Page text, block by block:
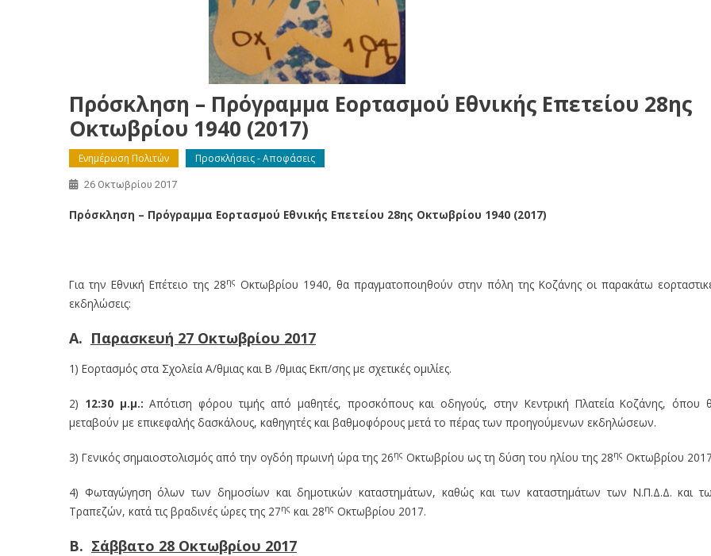
Πρόσκληση – Πρόγραμμα Εορτασμού Εθνικής Επετείου 28ης
Οκτωβρίου 1940 (2017)
Ενημέρωση Πολιτών Προσκλήσεις - Αποφάσεις
26 Οκτωβρίου 2017
Πρόσκληση – Πρόγραμμα Εορτασμού Εθνικής Επετείου 28ης Οκτωβρίου 1940 (2017)
Για την Εθνική Επέτειο της 28ης Οκτωβρίου 1940, θα πραγματοποιηθούν στην πόλη της Κοζάνης οι παρακάτω
εκδηλώσεις:
Α. Παρασκευή 27 Οκτωβρίου 2017
1) Εορτασμός στα Σχολεία Α/θμιας και Β /θμιας Εκπ/σης με σχετικές ομιλίες.
2) 12:30 μ.μ.:Απότιση φόρου τιμής από μαθητές, προσκόπους και οδηγούς, στην Κεντρική Πλατεία Κοζάνης, όπου
μεταβούν με επικεφαλής δασκάλους, καθηγητές και βαθμοφόρους μετά το πέρας των προηγούμενων εκδηλώσεων.
3) Γενικός σημαιοστολισμός από την ογδόη πρωινή ώρα της 26ης Οκτωβρίου ως τη δύση του ηλίου της 28ης Οκτωβρίου
4) Φωταγώγηση όλων των δημοσίων και δημοτικών καταστημάτων, καθώς και των καταστημάτων των Ν.Π.Δ.Δ. και
Τραπεζών, κατά τις βραδινές ώρες της 27ης και 28ης Οκτωβρίου 2017.
Β. Σάββατο 28 Οκτωβρίου 2017